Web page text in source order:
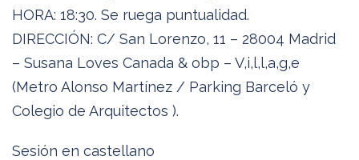
HORA: 18:30. Se ruega puntualidad.
DIRECCIÓN: C/ San Lorenzo, 11 – 28004 Madrid
– Susana Loves Canada & obp – V,i,l,l,a,g,e
(Metro Alonso Martínez / Parking Barceló y
Colegio de Arquitectos ).
Sesión en castellano